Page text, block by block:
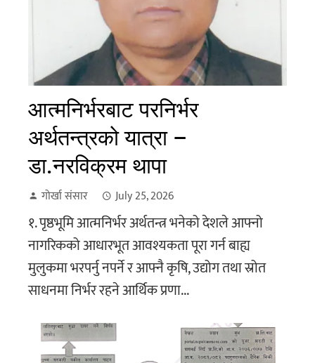
आत्मनिर्भरबाट परनिर्भर
अर्थतन्त्रको यात्रा –
डा.नरविक्रम थापा
गोर्खा संसार July 25, 2026
१. पृष्ठभूमि आत्मनिर्भर अर्थतन्त्र भनेको देशले आफ्नो
नागरिकको आधारभूत आवश्यकता पूरा गर्न बाह्य
मुलुकमा भरपर्नु नपर्ने र आफ्नै कृषि, उद्योग तथा स्रोत
साधनमा निर्भर रहने आर्थिक प्रणा...